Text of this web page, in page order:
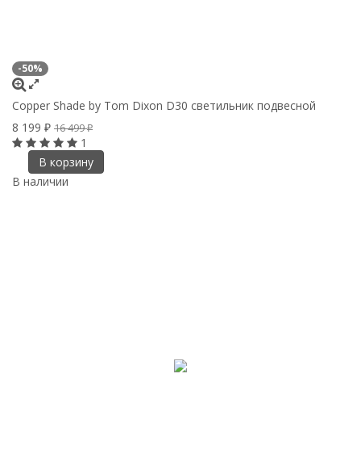
-50%
Copper Shade by Tom Dixon D30 светильник подвесной
8 199 ₽ 16 499₽
1
В корзину
В наличии